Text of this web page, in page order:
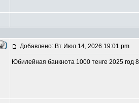
Добавлено: Вт Июл 14, 2026 19:01 pm
Юбилейная банкнота 1000 тенге 2025